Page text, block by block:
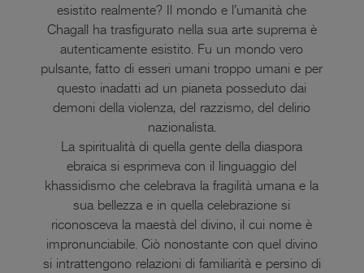
esistito realmente? Il mondo e l’umanità che
Chagall ha trasfigurato nella sua arte suprema è
autenticamente esistito. Fu un mondo vero
pulsante, fatto di esseri umani troppo umani e per
questo inadatti ad un pianeta posseduto dai
demoni della violenza, del razzismo, del delirio
nazionalista.
La spiritualità di quella gente della diaspora
ebraica si esprimeva con il linguaggio del
khassidismo che celebrava la fragilità umana e la
sua bellezza e in quella celebrazione si
riconosceva la maestà del divino, il cui nome è
impronunciabile. Ciò nonostante con quel divino
si intrattengono relazioni di familiarità e persino di